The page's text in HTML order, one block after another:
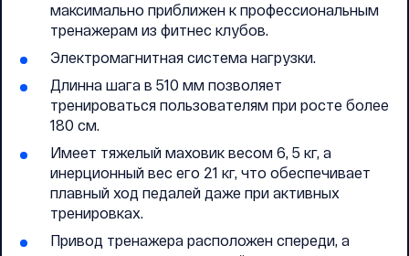
максимально приближен к профессиональным
тренажерам из фитнес клубов.
Электромагнитная система нагрузки.
Длинна шага в 510 мм позволяет
тренироваться пользователям при росте более
180 см.
Имеет тяжелый маховик весом 6, 5 кг, а
инерционный вес его 21 кг, что обеспечивает
плавный ход педалей даже при активных
тренировках.
Привод тренажера расположен спереди, а